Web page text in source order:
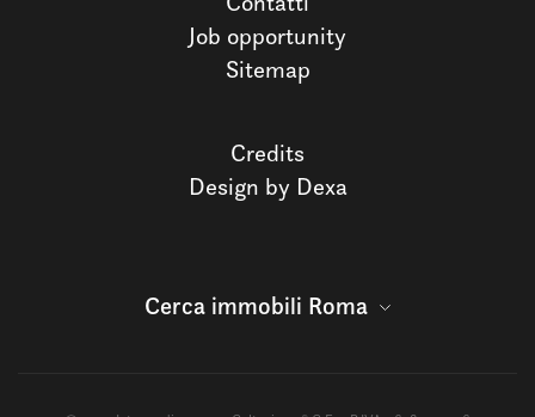
Job opportunity
Sitemap
Credits
Design by Dexa
Cerca immobili Roma